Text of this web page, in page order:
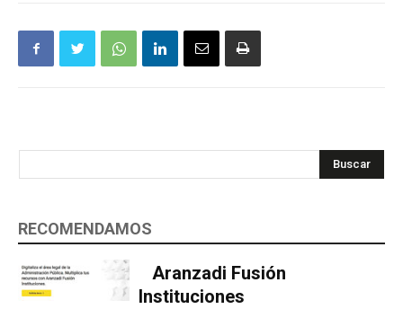
Buscar
RECOMENDAMOS
Aranzadi Fusión
Instituciones